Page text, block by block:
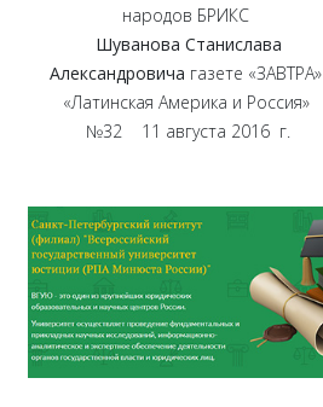
народов БРИКС
Шуванова Станислава
Александровича газете «ЗАВТРА»
«Латинская Америка и Россия»
№32 11 августа 2016 г.